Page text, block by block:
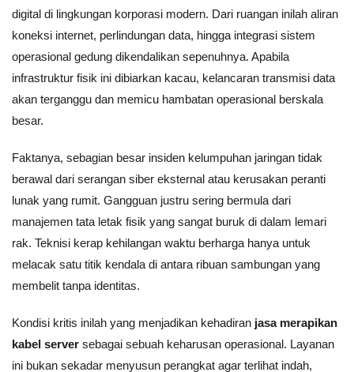
digital di lingkungan korporasi modern. Dari ruangan inilah aliran
koneksi internet, perlindungan data, hingga integrasi sistem
operasional gedung dikendalikan sepenuhnya. Apabila
infrastruktur fisik ini dibiarkan kacau, kelancaran transmisi data
akan terganggu dan memicu hambatan operasional berskala
besar.
Faktanya, sebagian besar insiden kelumpuhan jaringan tidak
berawal dari serangan siber eksternal atau kerusakan peranti
lunak yang rumit. Gangguan justru sering bermula dari
manajemen tata letak fisik yang sangat buruk di dalam lemari
rak. Teknisi kerap kehilangan waktu berharga hanya untuk
melacak satu titik kendala di antara ribuan sambungan yang
membelit tanpa identitas.
Kondisi kritis inilah yang menjadikan kehadiran jasa merapikan
kabel server sebagai sebuah keharusan operasional. Layanan
ini bukan sekadar menyusun perangkat agar terlihat indah,